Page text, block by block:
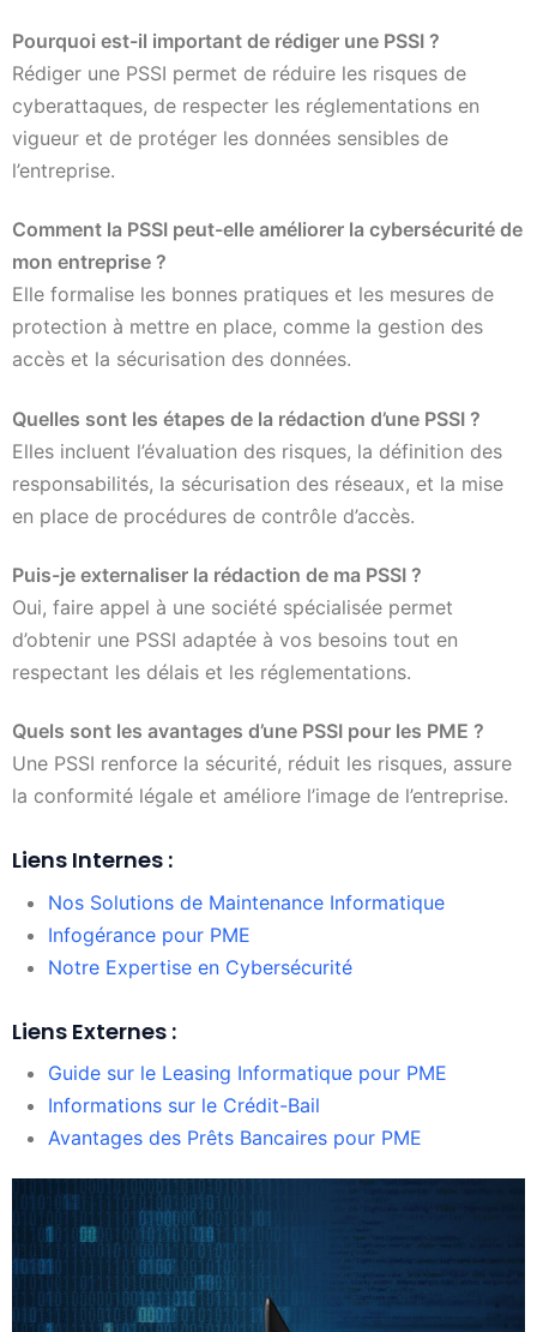
Pourquoi est-il important de rédiger une PSSI ?
Rédiger une PSSI permet de réduire les risques de
cyberattaques, de respecter les réglementations en
vigueur et de protéger les données sensibles de
l’entreprise.
Comment la PSSI peut-elle améliorer la cybersécurité de
mon entreprise ?
Elle formalise les bonnes pratiques et les mesures de
protection à mettre en place, comme la gestion des
accès et la sécurisation des données.
Quelles sont les étapes de la rédaction d’une PSSI ?
Elles incluent l’évaluation des risques, la définition des
responsabilités, la sécurisation des réseaux, et la mise
en place de procédures de contrôle d’accès.
Puis-je externaliser la rédaction de ma PSSI ?
Oui, faire appel à une société spécialisée permet
d’obtenir une PSSI adaptée à vos besoins tout en
respectant les délais et les réglementations.
Quels sont les avantages d’une PSSI pour les PME ?
Une PSSI renforce la sécurité, réduit les risques, assure
la conformité légale et améliore l’image de l’entreprise.
Liens Internes :
Nos Solutions de Maintenance Informatique
Infogérance pour PME
Notre Expertise en Cybersécurité
Liens Externes :
Guide sur le Leasing Informatique pour PME
Informations sur le Crédit-Bail
Avantages des Prêts Bancaires pour PME